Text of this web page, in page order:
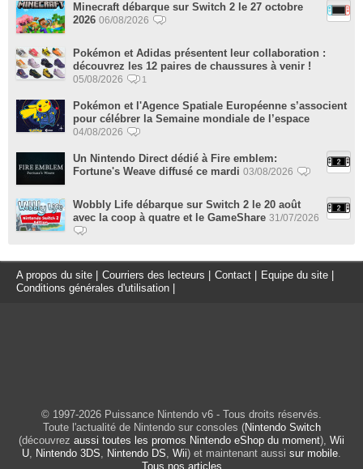
Minecraft débarque sur Switch 2 le 27 octobre
2026 06/08/2026
Pokémon et Adidas présentent leur collaboration :
découvrez les 12 paires de chaussures à venir !
05/08/2026 1
Pokémon et l'Agence Spatiale Européenne s’associent
pour célébrer la Semaine mondiale de l’espace
04/08/2026
Un Nintendo Direct dédié à Fire emblem:
Fortune's Weave diffusé ce mardi 03/08/2026
Wobbly Life débarque sur Switch 2 le 20 août
avec la coop à quatre et le GameShare 31/07/2026
A propos du site Courriers des lecteurs Contact Equipe du site
Conditions générales d'utilisation
© 1997-2026 Puissance Nintendo v6 - Tous droits réservés.
Toute l'actualité de Nintendo sur consoles (Nintendo Switch
(découvrez aussi toutes les promos Nintendo eShop du moment), Wii
U, Nintendo 3DS, Nintendo DS, Wii) et maintenant aussi sur mobile.
Tous nos articles